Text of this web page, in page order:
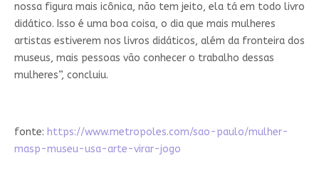
nossa figura mais icônica, não tem jeito, ela tá em todo livro
didático. Isso é uma boa coisa, o dia que mais mulheres
artistas estiverem nos livros didáticos, além da fronteira dos
museus, mais pessoas vão conhecer o trabalho dessas
mulheres”, concluiu.
fonte: https://www.metropoles.com/sao-paulo/mulher-
masp-museu-usa-arte-virar-jogo